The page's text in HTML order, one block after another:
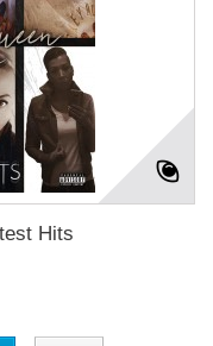
Hits